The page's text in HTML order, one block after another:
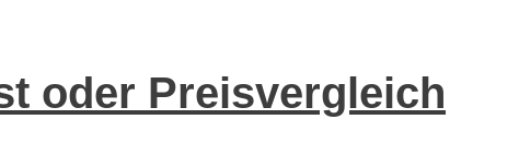
oder Preisvergleich